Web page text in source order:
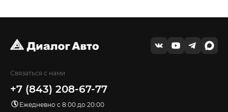
Связаться с нами
+7 (843) 208-67-77
Ежедневно с 8:00 до 20:00